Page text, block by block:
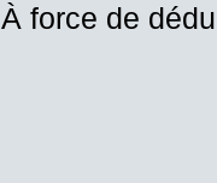
À force de